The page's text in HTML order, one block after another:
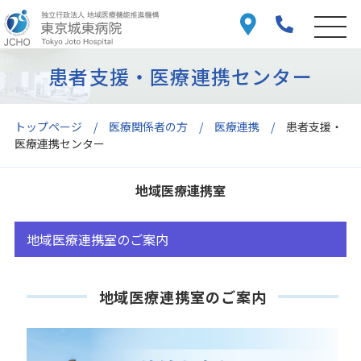
トップページ 医療関係者の方 医療連携
患者支援・
医療連携センター
患者支援・医療連携センター
地域医療連携室
地域医療連携室のご案内
地域医療連携室のご案内